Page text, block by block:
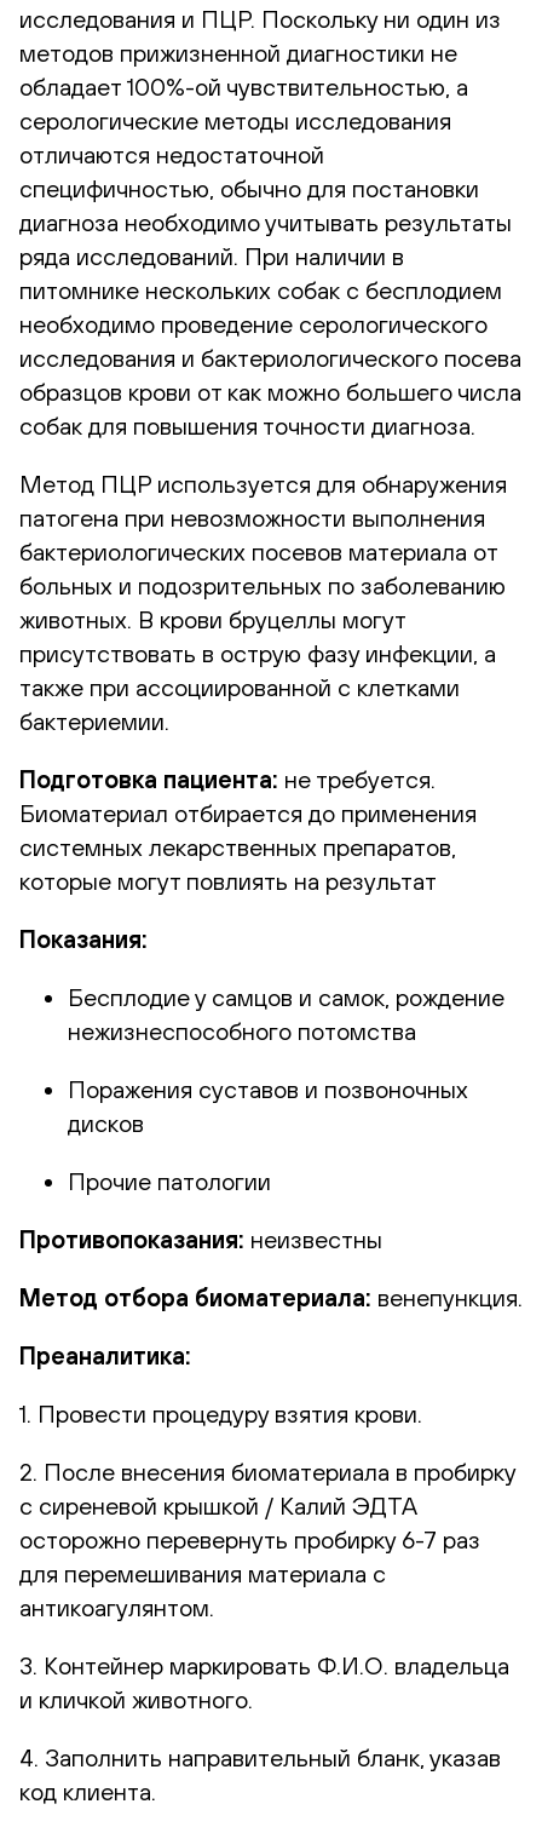
исследования и ПЦР. Поскольку ни один из
методов прижизненной диагностики не
обладает 100%-ой чувствительностью, а
серологические методы исследования
отличаются недостаточной
специфичностью, обычно для постановки
диагноза необходимо учитывать результаты
ряда исследований. При наличии в
питомнике нескольких собак с бесплодием
необходимо проведение серологического
исследования и бактериологического посева
образцов крови от как можно большего числа
собак для повышения точности диагноза.
Метод ПЦР используется для обнаружения
патогена при невозможности выполнения
бактериологических посевов материала от
больных и подозрительных по заболеванию
животных. В крови бруцеллы могут
присутствовать в острую фазу инфекции, а
также при ассоциированной с клетками
бактериемии.
Подготовка пациента: не требуется.
Биоматериал отбирается до применения
системных лекарственных препаратов,
которые могут повлиять на результат
Показания:
Бесплодие у самцов и самок, рождение
нежизнеспособного потомства
Поражения суставов и позвоночных
дисков
Прочие патологии
Противопоказания: неизвестны
Метод отбора биоматериала: венепункция.
Преаналитика:
1. Провести процедуру взятия крови.
2. После внесения биоматериала в пробирку
с сиреневой крышкой / Калий ЭДТА
осторожно перевернуть пробирку 6-7 раз
для перемешивания материала с
антикоагулянтом.
3. Контейнер маркировать Ф.И.О. владельца
и кличкой животного.
4. Заполнить направительный бланк, указав
код клиента.